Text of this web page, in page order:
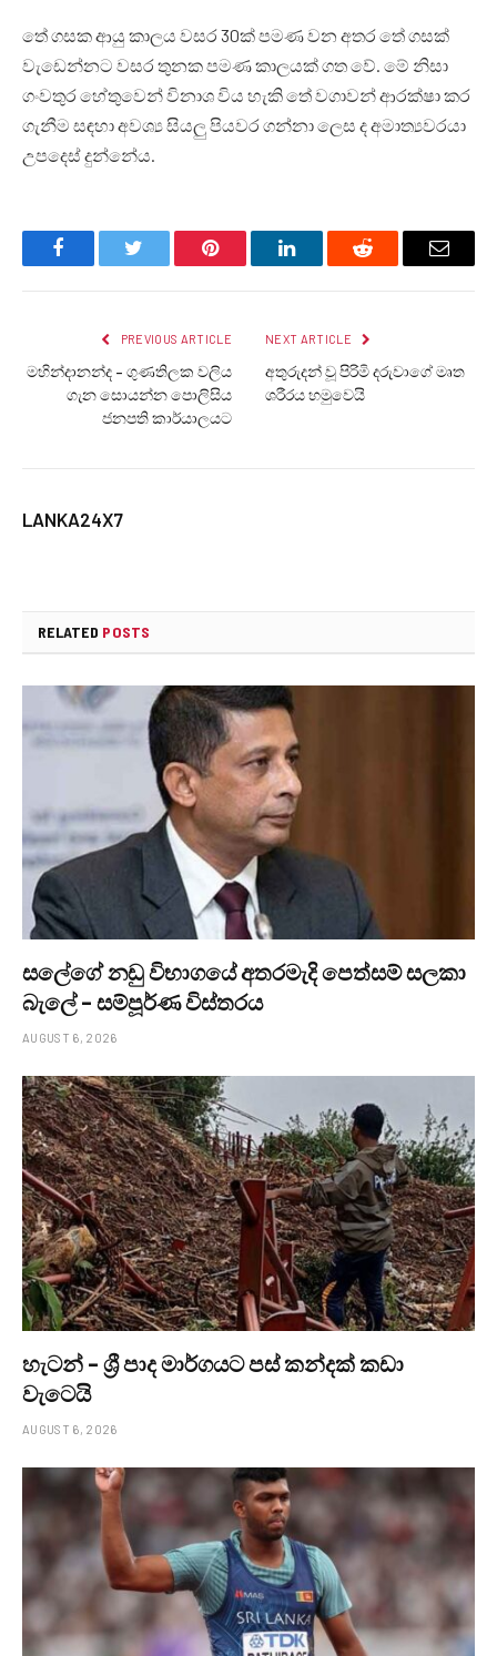
තේ ගසක ආයු කාලය වසර 30ක් පමණ වන අතර තේ ගසක්
වැඩෙන්නට වසර තුනක පමණ කාලයක් ගත වේ. මේ නිසා
ගංවතුර හේතුවෙන් විනාශ විය හැකි තේ වගාවන් ආරක්ෂා කර
ගැනීම සඳහා අවශ්‍ය සියලු පියවර ගන්නා ලෙස ද අමාත්‍යවරයා
උපදෙස් දුන්නේය.
FacebookTwitter Pinterest LinkedInReddit Email
PREVIOUS ARTICLE
මහින්දානන්ද – ගුණතිලක වලිය
ගැන සොයන්න පොලිසිය
ජනපති කාර්යාලයට
NEXT ARTICLE
අතුරුදන් වූ පිරිමි දරුවාගේ මෘත
ශරීරය හමුවෙයි
LANKA24X7
RELATED POSTS
සලේගේ නඩු විභාගයේ අතරමැදි පෙත්සම් සලකා
බැලේ – සම්පූර්ණ විස්තරය
AUGUST 6, 2026
හැටන් – ශ්‍රී පාද මාර්ගයට පස් කන්දක් කඩා
වැටෙයි
AUGUST 6, 2026